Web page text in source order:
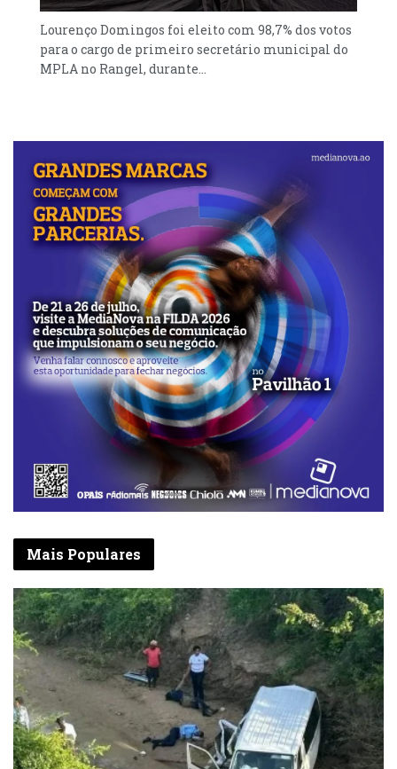
lugar em
2019, uma vez que nos termos dos mesmos
estatutos o congresso realiza- se a cada
quatro anos.
Central do Partido FNLA, encabeçados por
Ndonda Zinga, anunciaram a realização de
um congresso extraordinário inclusivo para
Dezembro próximo.
Lourenço Domingos foi eleito com 98,7% dos votos
para o cargo de primeiro secretário municipal do
MPLA no Rangel, durante...
Mais Populares